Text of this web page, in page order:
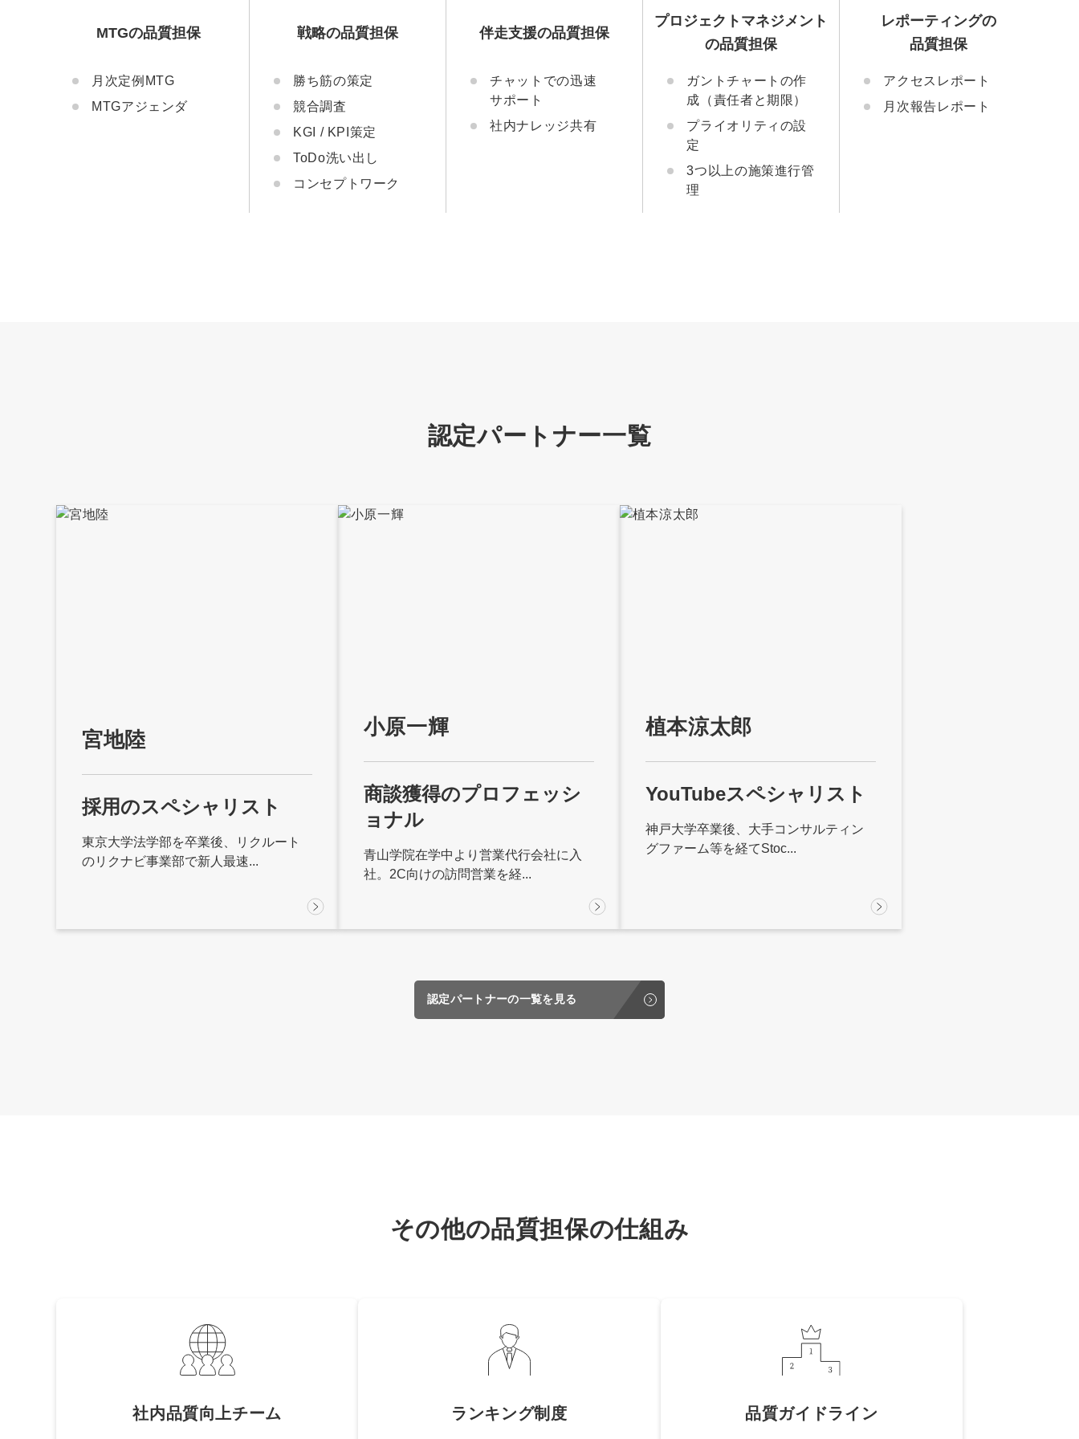
MTGの品質担保
月次定例MTG
MTGアジェンダ
戦略の品質担保
勝ち筋の策定
競合調査
KGI / KPI策定
ToDo洗い出し
コンセプトワーク
伴走支援の品質担保
チャットでの迅速
サポート
社内ナレッジ共有
プロジェクトマネジメント
の品質担保
ガントチャートの作
成（責任者と期限）
プライオリティの設
定
3つ以上の施策進行管
理
レポーティングの
品質担保
アクセスレポート
月次報告レポート
認定パートナー一覧
宮地陸
採用のスペシャリスト
東京大学法学部を卒業後、リクルート
のリクナビ事業部で新人最速...
小原一輝
商談獲得のプロフェッシ
ョナル
青山学院在学中より営業代行会社に入
社。2C向けの訪問営業を経...
植本涼太郎
YouTubeスペシャリスト
神戸大学卒業後、大手コンサルティン
グファーム等を経てStoc...
認定パートナーの一覧を見る
その他の品質担保の仕組み
社内品質向上チーム ランキング制度 品質ガイドライン